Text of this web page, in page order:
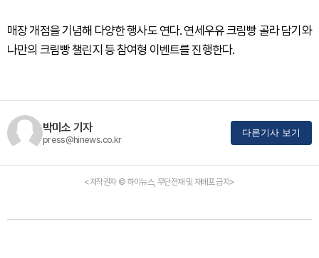
매장 개점을 기념해 다양한 행사도 연다. 연세우유 크림빵 골라 담기와
나만의 크림빵 챌린지 등 참여형 이벤트를 진행한다.
박미소 기자
press@hinews.co.kr
다른기사 보기
<저작권자 © 하이뉴스, 무단전재 및 재배포 금지>